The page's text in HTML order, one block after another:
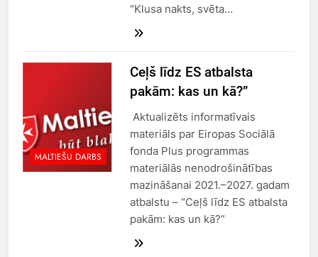
“Klusa nakts, svēta…
MALTIEŠU DARBS
Ceļš līdz ES atbalsta
pakām: kas un kā?”
Aktualizēts informatīvais
materiāls par Eiropas Sociālā
fonda Plus programmas
materiālās nenodrošinātības
mazināšanai 2021.–2027. gadam
atbalstu – “Ceļš līdz ES atbalsta
pakām: kas un kā?”